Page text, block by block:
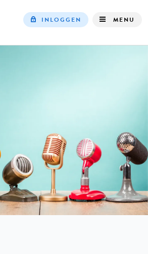
INLOGGEN MENU